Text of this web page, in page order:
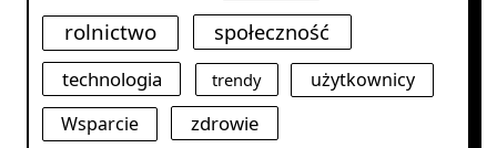
rolnictwo społeczność
technologia trendy
użytkownicy
Wsparcie
zdrowie